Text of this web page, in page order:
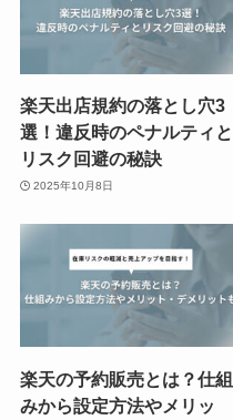
楽天出店規約の落とし穴3
選！違反時のペナルティと
リスク回避の秘訣
2025年10月8日
楽天の予約販売とは？仕組
みから設定方法やメリッ